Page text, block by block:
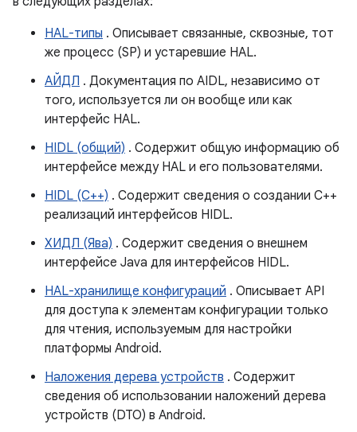
HAL-типы . Описывает связанные, сквозные, тот
же процесс (SP) и устаревшие HAL.
АЙДЛ . Документация по AIDL, независимо от
того, используется ли он вообще или как
интерфейс HAL.
HIDL (общий) . Содержит общую информацию об
интерфейсе между HAL и его пользователями.
HIDL (С++) . Содержит сведения о создании C++
реализаций интерфейсов HIDL.
ХИДЛ (Ява) . Содержит сведения о внешнем
интерфейсе Java для интерфейсов HIDL.
HAL-хранилище конфигураций . Описывает API
для доступа к элементам конфигурации только
для чтения, используемым для настройки
платформы Android.
Наложения дерева устройств . Содержит
сведения об использовании наложений дерева
устройств (DTO) в Android.